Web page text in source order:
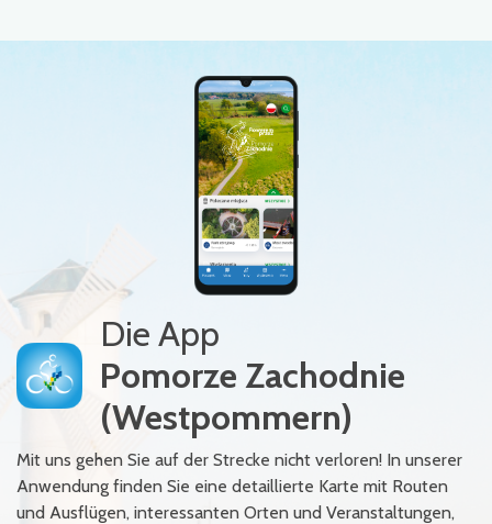
Die App
Pomorze Zachodnie
(Westpommern)
Mit uns gehen Sie auf der Strecke nicht verloren! In unserer
Anwendung finden Sie eine detaillierte Karte mit Routen
und Ausflügen, interessanten Orten und Veranstaltungen,